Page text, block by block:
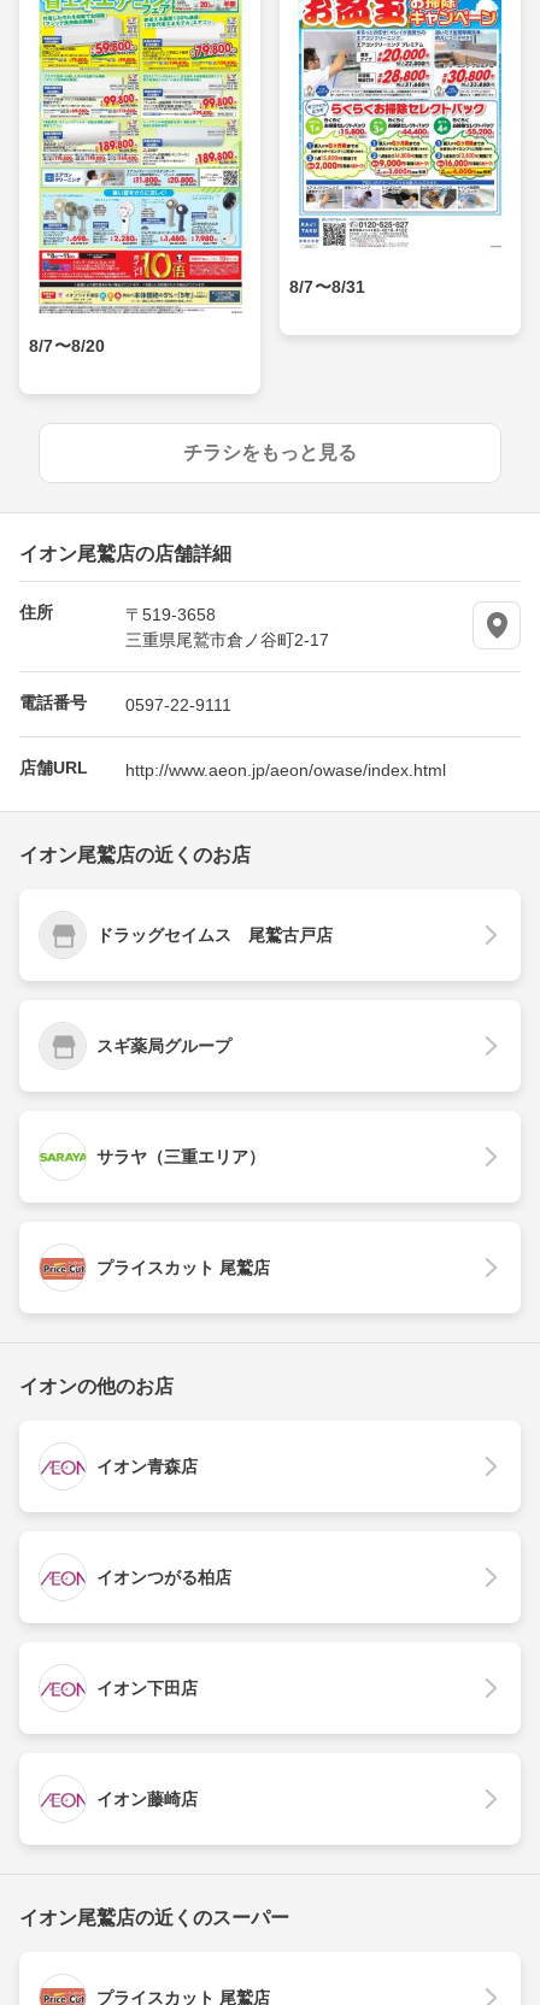
8/7〜8/20
8/7〜8/31
チラシをもっと見る
イオン尾鷲店の店舗詳細
住所
〒519-3658
三重県尾鷲市倉ノ谷町2-17
電話番号 0597-22-9111
店舗URL http://www.aeon.jp/aeon/owase/index.html
イオン尾鷲店の近くのお店
ドラッグセイムス 尾鷲古戸店
スギ薬局グループ
サラヤ（三重エリア）
プライスカット 尾鷲店
イオンの他のお店
イオン青森店
イオンつがる柏店
イオン下田店
イオン藤崎店
イオン尾鷲店の近くのスーパー
プライスカット 尾鷲店